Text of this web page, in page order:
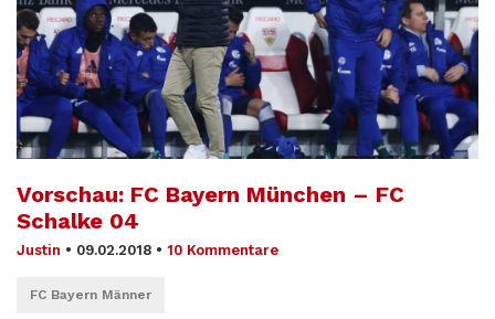
Vorschau: FC Bayern München – FC
Schalke 04
Justin • 09.02.2018 • 10 Kommentare
FC Bayern Männer